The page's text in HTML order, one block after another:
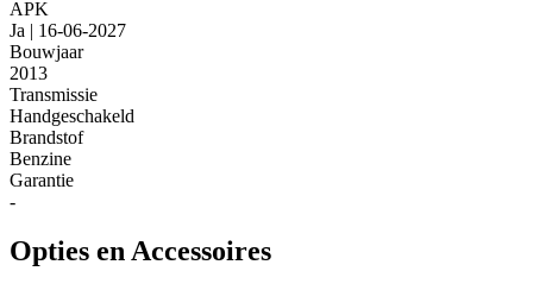
APK
Ja | 16-06-2027
Bouwjaar
2013
Transmissie
Handgeschakeld
Brandstof
Benzine
Garantie
-
Opties en Accessoires